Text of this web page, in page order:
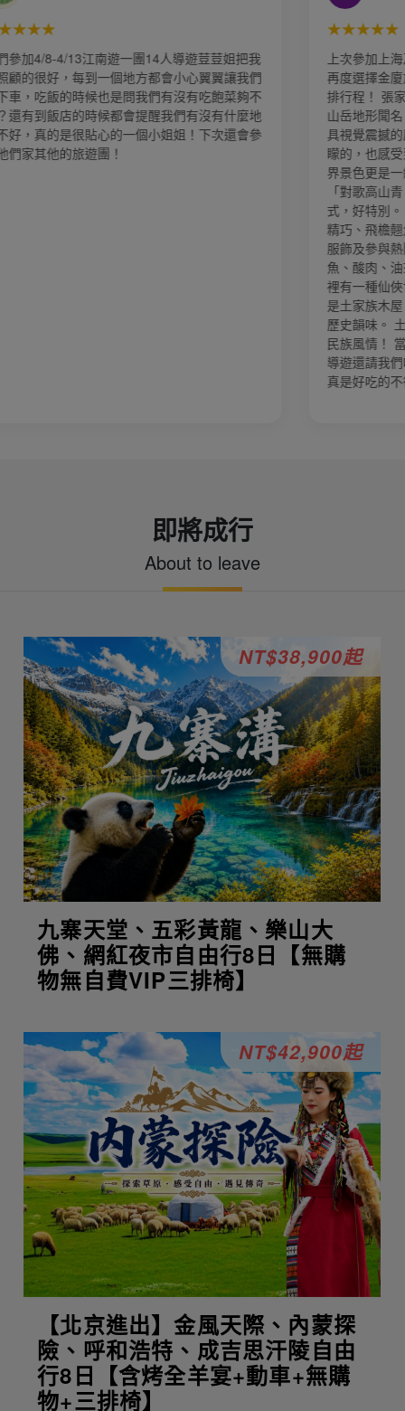
姐把我
讓我們
菜夠不
什麼地
還會參
上次參加上海及杭州烏鎮的旅遊感覺很棒！ 再次
再度選擇金廈旅行社，再度由業務「小風」幫忙安
排行程！ 張家界 「奇峰三千、秀水八百」的壯麗
山岳地形聞名，也看到了阿凡達懸浮山般的地貌極
具視覺震撼的感受👍 天門山 天門山雖然當天霧矇
矇的，也感受到霧看美景的索道、玻璃棧道和袁家
界景色更是一絕！！ 湘西苗寨： 進入苗寨經歷
「對歌高山青、喝攔門小米酒、擊鼓」等迎賓儀
式，好特別。 也欣賞到典型的苗族吊腳樓，結構
精巧、飛檐翹角。 體驗苗族銀飾鍛造技藝、傳統
服飾及參與熱鬧的苗鼓舞。 品嚐苗家臘肉、酸
魚、酸肉、油茶、餐餐小酒與美食。 芙蓉鎮： 這
裡有一種仙俠世界的魔幻感。 五里石板街： 兩旁
是土家族木屋，路面青石板被磨得光滑透亮，很有
歷史韻味。 土王橋與擺手堂： 展現濃郁的土家族
民族風情！ 當地最知名的是「劉曉慶米豆腐店」
導遊還請我們吃了最有名當地的米豆腐與油粑粑，
即將成行
About to leave
九寨天堂、五彩黃龍、樂山大
佛、網紅夜市自由行8日【無購
物無自費VIP三排椅】
NT$38,900起
【北京進出】金風天際、內蒙探
險、呼和浩特、成吉思汗陵自由
行8日【含烤全羊宴+動車+無購
物+三排椅】
NT$42,900起